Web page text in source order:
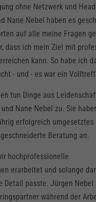
ohne Netzwerk und
Nane Nebel haben es
auf alle meine Fragen
dass ich mein Ziel mit
kann. So habe ich
- und - es war ein
tun Dinge aus
Nane Nebel zu. Sie
erfolgreich umgesetztes
Beratung an.
hochprofessionelle
erarbeitet und solange
Detail passte. Jürgen Nebel
während der